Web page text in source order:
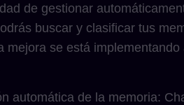
de gestionar
buscar y clasificar tus
se está
automática de la memoria: